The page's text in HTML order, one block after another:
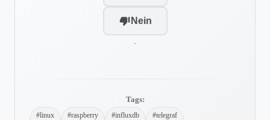
Nein
-
Tags:
#linux
#raspberry #influxdb #telegraf